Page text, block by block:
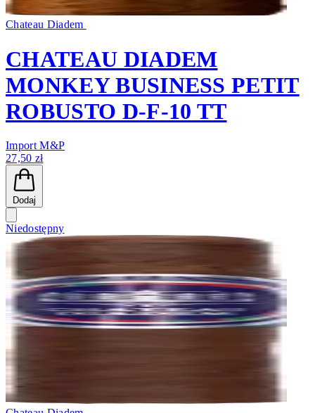
Chateau Diadem
CHATEAU DIADEM
MONKEY BUSINESS PETIT
ROBUSTO D-F-10 TT
Import M&P
27,50 zł
Dodaj
Niedostępny